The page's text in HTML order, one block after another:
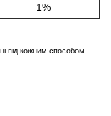
1%
під кожним способом